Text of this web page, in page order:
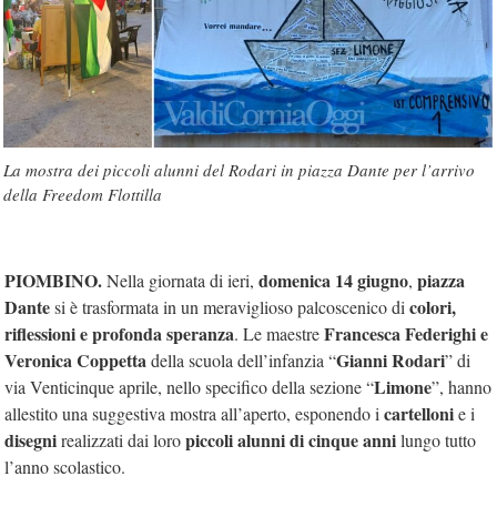
La mostra dei piccoli alunni del Rodari in piazza Dante per l’arrivo
della Freedom Flottilla
PIOMBINO.Nella giornata di ieri, domenica 14 giugno, piazza
Dantesi è trasformata in un meraviglioso palcoscenico dicolori,
riflessioni e profonda speranza. Le maestreFrancesca Federighi e
Veronica Coppettadella scuola dell’infanzia “Gianni Rodari” di
via Venticinque aprile, nello specifico della sezione “Limone”, hanno
allestito una suggestiva mostra all’aperto, esponendo icartellonie i
disegnirealizzati dai loropiccoli alunni di cinqueannilungo tutto
l’anno scolastico.